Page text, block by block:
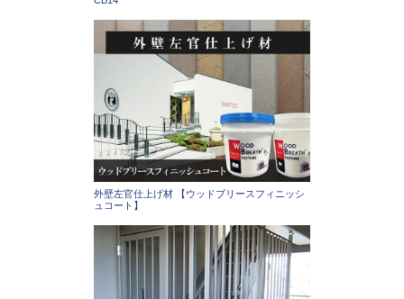
外壁左官仕上げ材 【ウッドブリースフィニッシ
ュコート】